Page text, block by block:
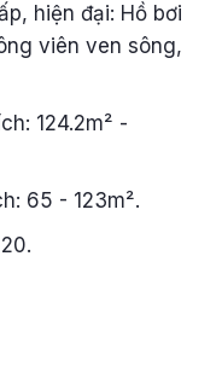
hiện đại: Hồ bơi
viên ven sông,
124.2m² -
65 - 123m².